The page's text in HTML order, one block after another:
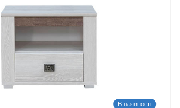
В наявності